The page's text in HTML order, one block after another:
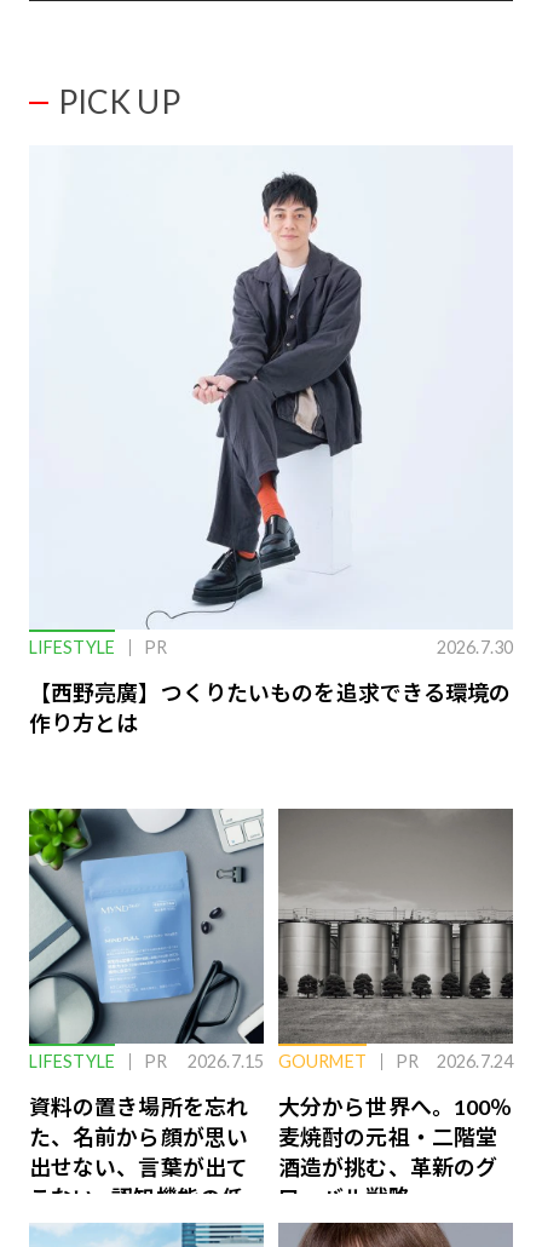
PICK UP
LIFESTYLE PR 2026.7.30
【西野亮廣】つくりたいものを追求できる環境の
作り方とは
LIFESTYLE PR 2026.7.15
資料の置き場所を忘れ
た、名前から顔が思い
出せない、言葉が出て
こない…認知機能の低
下を救う、脳のインナ
GOURMET PR 2026.7.24
大分から世界へ。100％
麦焼酎の元祖・二階堂
酒造が挑む、革新のグ
ローバル戦略